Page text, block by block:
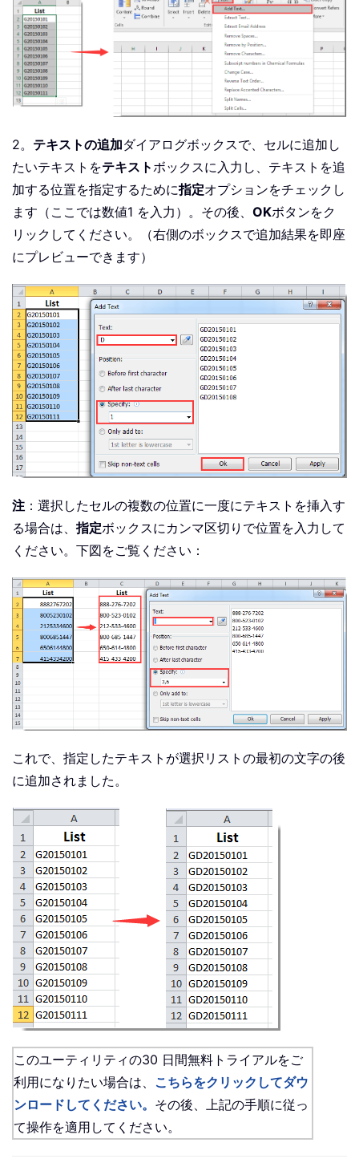
2。 テキストの追加ダイアログボックスで、セルに追加し
たいテキストをテキストボックスに入力し、テキストを追
加する位置を指定するために指定オプションをチェックし
ます（ここでは数値1 を入力）。その後、 OKボタンをク
リックしてください。（右側のボックスで追加結果を即座
にプレビューできます）
注 ：選択したセルの複数の位置に一度にテキストを挿入す
る場合は、指定ボックスにカンマ区切りで位置を入力して
ください。下図をご覧ください：
これで、指定したテキストが選択リストの最初の文字の後
に追加されました。
このユーティリティの30 日間無料トライアルをご
利用になりたい場合は、 こちらをクリックしてダウ
ンロードしてください。 その後、上記の手順に従っ
て操作を適用してください。